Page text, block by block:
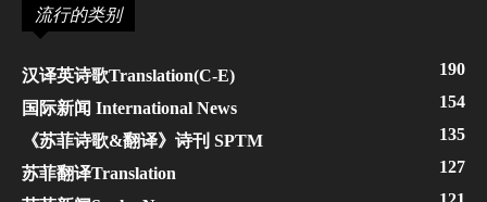
流行的类别
汉译英诗歌Translation(C-E) 190
国际新闻 International News 154
《苏菲诗歌&翻译》诗刊 SPTM 135
苏菲翻译Translation 127